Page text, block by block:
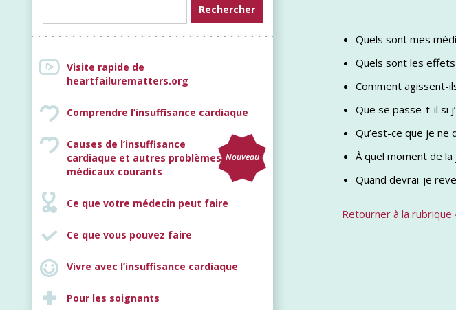
Visite rapide de
heartfailurematters.org
Comprendre l’insuffisance cardiaque
Causes de l’insuffisance
cardiaque et autres problèmes
médicaux courants
Nouveau
Ce que votre médecin peut faire
Ce que vous pouvez faire
Vivre avec l’insuffisance cardiaque
Pour les soignants
Quels sont mes
Quels sont les
Comment agissent-
Que se passe-t-il si
Qu’est-ce que je ne
À quel moment de
Quand devrai-je
Retourner à la rubrique